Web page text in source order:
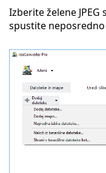
Izberite želene
spustite